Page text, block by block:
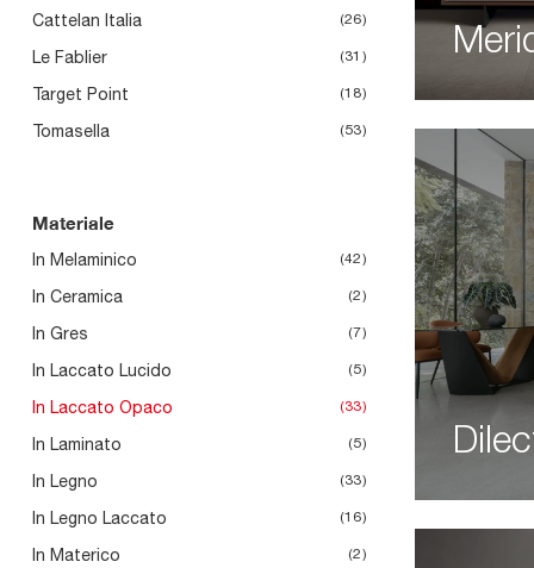
Cattelan Italia 26
Le Fablier 31
Target Point 18
Tomasella 53
Materiale
In Melaminico 42
In Ceramica 2
In Gres 7
In Laccato Lucido 5
In Laccato Opaco 33
In Laminato 5
In Legno 33
In Legno Laccato 16
In Materico 2